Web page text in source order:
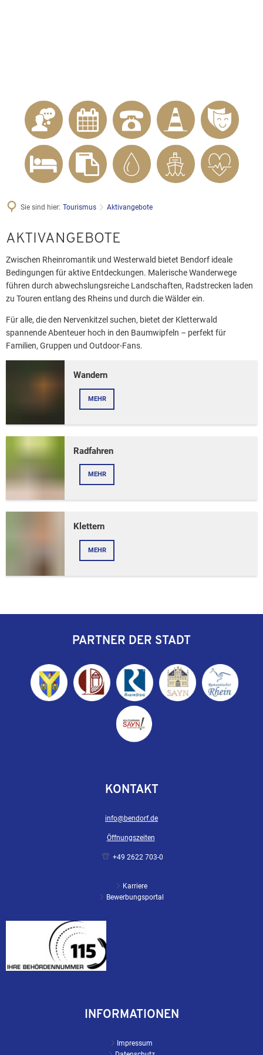
Sie sind hier: Tourismus Aktivangebote
Aktivangebote
AKTIVANGEBOTE
Zwischen Rheinromantik und Westerwald bietet Bendorf ideale
Bedingungen für aktive Entdeckungen. Malerische Wanderwege
führen durch abwechslungsreiche Landschaften, Radstrecken laden
zu Touren entlang des Rheins und durch die Wälder ein.
Für alle, die den Nervenkitzel suchen, bietet der Kletterwald
spannende Abenteuer hoch in den Baumwipfeln – perfekt für
Familien, Gruppen und Outdoor-Fans.
Wandern
MEHR
Radfahren
MEHR
Klettern
MEHR
PARTNER DER STADT
KONTAKT
info@bendorf.de
Öffnungszeiten
+49 2622 703-0
Karriere
Bewerbungsportal
INFORMATIONEN
Impressum